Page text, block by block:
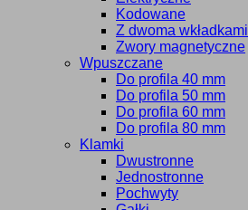
Kodowane
Z dwoma wkładkami
Zwory magnetyczne
Wpuszczane
Do profila 40 mm
Do profila 50 mm
Do profila 60 mm
Do profila 80 mm
Klamki
Dwustronne
Jednostronne
Pochwyty